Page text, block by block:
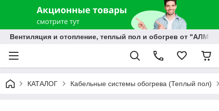
Вентиляция и отопление, теплый пол и обогрев от
КАТАЛОГ Кабельные системы обогрева (Теплый пол)